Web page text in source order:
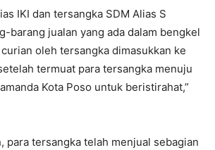
IKI dan tersangka SDM Alias S
barang jualan yang ada dalam bengkel
oleh tersangka dimasukkan ke
termuat para tersangka menuju
Kota Poso untuk beristirahat,”
para tersangka telah menjual sebagian